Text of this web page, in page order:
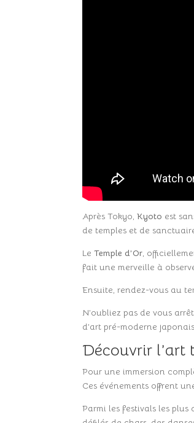
Après Tokyo,Kyoto est
de temples et de
LeTemple d’Or,
fait une merveille à
Ensuite, rendez-vous au
N’oubliez pas de vous
d’art pré-moderne
Découvrir l’art
Pour une immersion
Ces événements offrent
Parmi les festivals les